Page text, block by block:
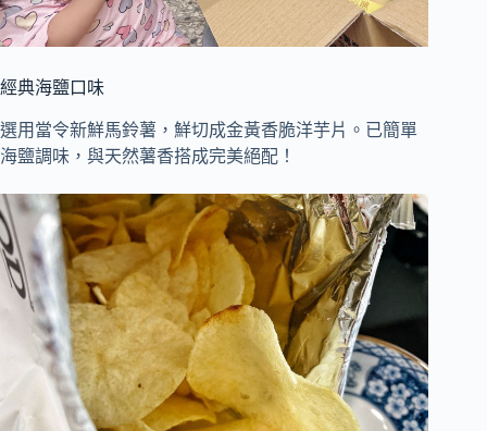
經典海鹽口味
選用當令新鮮馬鈴薯，鮮切成金黃香脆洋芋片。已簡單
海鹽調味，與天然薯香搭成完美絕配！